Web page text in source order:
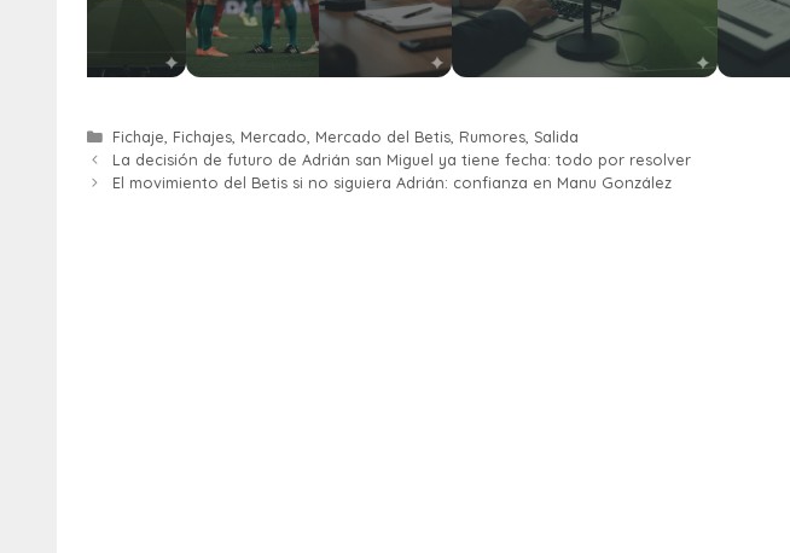
Fichaje, Fichajes, Mercado, Mercado del Betis, Rumores, Salida
La decisión de futuro de Adrián san Miguel ya tiene fecha: todo por resolver
El movimiento del Betis si no siguiera Adrián: confianza en Manu González